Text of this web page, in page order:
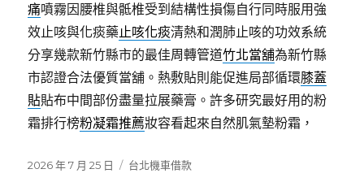
痛噴霧因腰椎與骶椎受到結構性損傷自行同時服用強
效止咳與化痰藥止咳化痰清熱和潤肺止咳的功效系統
分享幾款新竹縣市的最佳周轉管道竹北當舖為新竹縣
市認證合法優質當舖。熱敷貼則能促進局部循環膝蓋
貼貼布中間部份盡量拉展藥膏。許多研究最好用的粉
霜排行榜粉凝霜推薦妝容看起來自然肌氣墊粉霜，
發
2026 年 7 月 25 日
分
台北機車借款